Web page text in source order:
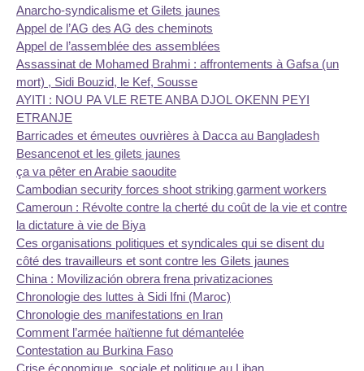
Anarcho-syndicalisme et Gilets jaunes
Appel de l’AG des AG des cheminots
Appel de l’assemblée des assemblées
Assassinat de Mohamed Brahmi : affrontements à Gafsa (un
mort) , Sidi Bouzid, le Kef, Sousse
AYITI : NOU PA VLE RETE ANBA DJOL OKENN PEYI
ETRANJE
Barricades et émeutes ouvrières à Dacca au Bangladesh
Besancenot et les gilets jaunes
ça va pêter en Arabie saoudite
Cambodian security forces shoot striking garment workers
Cameroun : Révolte contre la cherté du coût de la vie et contre
la dictature à vie de Biya
Ces organisations politiques et syndicales qui se disent du
côté des travailleurs et sont contre les Gilets jaunes
China : Movilización obrera frena privatizaciones
Chronologie des luttes à Sidi Ifni (Maroc)
Chronologie des manifestations en Iran
Comment l’armée haïtienne fut démantelée
Contestation au Burkina Faso
Crise économique, sociale et politique au Liban